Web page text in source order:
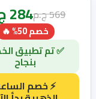
569ج.م284
خصم 50% 🔥